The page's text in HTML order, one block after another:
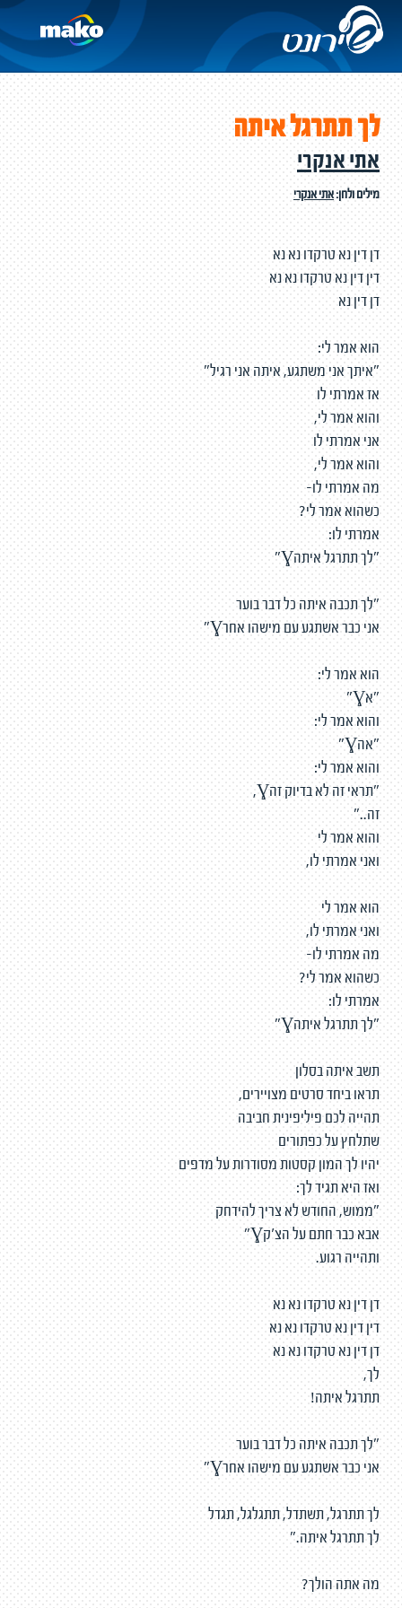
לך תתרגל איתה
אתי אנקרי
מילים ולחן:אתי אנקרי
דן דין נא טרקדו נא נא
דין דין נא טרקדו נא נא
דן דין נא
הוא אמר לי:
"איתך אני משתגע, איתה אני רגיל"
אז אמרתי לו
והוא אמר לי,
אני אמרתי לו
והוא אמר לי,
מה אמרתי לו-
כשהוא אמר לי?
אמרתי לו:
"לך תתרגל איתהƔ"
"לך תכבה איתה כל דבר בוער
אני כבר אשתגע עם מישהו אחרƔ"
הוא אמר לי:
"אƔ"
והוא אמר לי:
"אהƔ"
והוא אמר לי:
"תראי זה לא בדיוק זהƔ,
זה.."
והוא אמר לי
ואני אמרתי לו,
הוא אמר לי
ואני אמרתי לו,
מה אמרתי לו-
כשהוא אמר לי?
אמרתי לו:
"לך תתרגל איתהƔ"
תשב איתה בסלון
תראו ביחד סרטים מצויירים,
תהייה לכם פיליפינית חביבה
שתלחץ על כפתורים
יהיו לך המון קסטות מסודרות על מדפים
ואז היא תגיד לך:
"ממוש, החודש לא צריך להידחק
אבא כבר חתם על הצ'קƔ"
ותהייה רגוע.
דן דין נא טרקדו נא נא
דין דין נא טרקדו נא נא
דן דין נא טרקדו נא נא
לך,
תתרגל איתה!
"לך תכבה איתה כל דבר בוער
אני כבר אשתגע עם מישהו אחרƔ"
לך תתרגל, תשתדל, תתגלגל, תגדל
לך תתרגל איתה."
מה אתה הולך?